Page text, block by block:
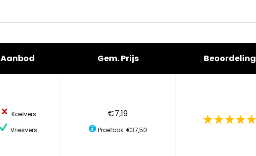
Aanbod Gem. Prijs Beoordeling
Koelvers
Vriesvers
€7,19
Proefbox: €37,50